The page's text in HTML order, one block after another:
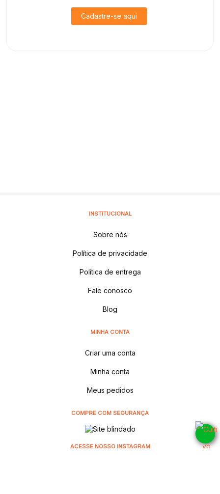
Cadastre-se aqui
INSTITUCIONAL
Sobre nós
Política de privacidade
Política de entrega
Fale conosco
Blog
MINHA CONTA
Criar uma conta
Minha conta
Meus pedidos
COMPRE COM SEGURANÇA
ACESSE NOSSO INSTAGRAM